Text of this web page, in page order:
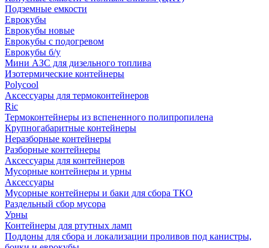
Подземные емкости
Еврокубы
Еврокубы новые
Еврокубы с подогревом
Еврокубы б/у
Мини АЗС для дизельного топлива
Изотермические контейнеры
Polycool
Аксессуары для термоконтейнеров
Ric
Термоконтейнеры из вспененного полипропилена
Крупногабаритные контейнеры
Неразборные контейнеры
Разборные контейнеры
Аксессуары для контейнеров
Мусорные контейнеры и урны
Аксессуары
Мусорные контейнеры и баки для сбора ТКО
Раздельный сбор мусора
Урны
Контейнеры для ртутных ламп
Поддоны для сбора и локализации проливов под канистры,